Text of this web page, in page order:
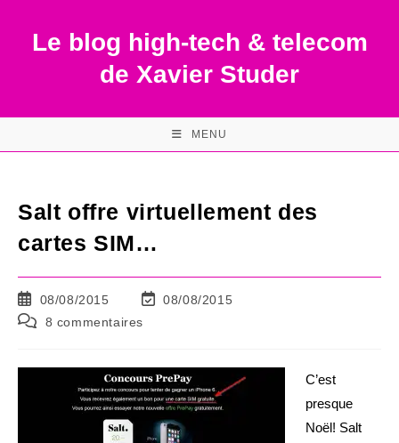
contentLe blog high-tech & telecom
de Xavier Studer
MENU
Salt offre virtuellement des
cartes SIM…
Publication
publiée :
08/08/2015
Dernière
publication :
08/08/2015
Commentaires
publication :
8 commentaires
C’est
presque
Noël! Salt